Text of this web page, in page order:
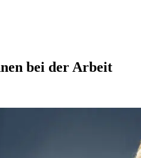
bei der Arbeit